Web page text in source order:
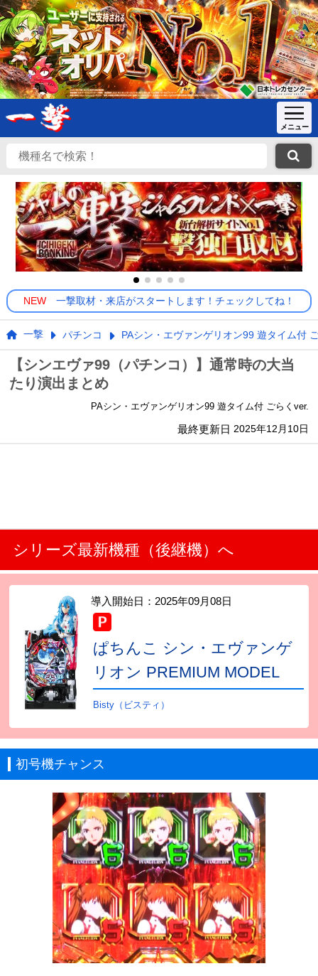
NEW 一撃取材・来店がスタートします！チェックしてね！
一撃 パチンコ PAシン・エヴァンゲリオン99 遊タイム付
【シンエヴァ99（パチンコ）】通常時の大当
たり演出まとめ
PAシン・エヴァンゲリオン99 遊タイム付 ごらくver.
最終更新日 2025年12月10日
シリーズ最新機種（後継機）へ
導入開始日： 2025年09月08日
ぱちんこ シン・エヴァンゲ
リオン PREMIUM MODEL
Bisty（ビスティ）
初号機チャンス